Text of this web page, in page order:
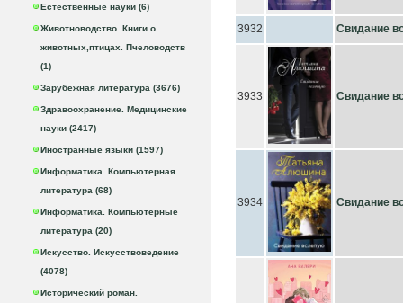
Естественные науки (6)
Животноводство. Книги о
животных,птицах. Пчеловодств
(1)
Зарубежная литература (3676)
Здравоохранение. Медицинские
науки (2417)
Иностранные языки (1597)
Информатика. Компьютерная
литература (68)
Информатика. Компьютерные
литература (20)
Искусство. Искусствоведение
(4078)
Исторический роман.
3932 Свидание
3933 Свидание
3934 Свидание